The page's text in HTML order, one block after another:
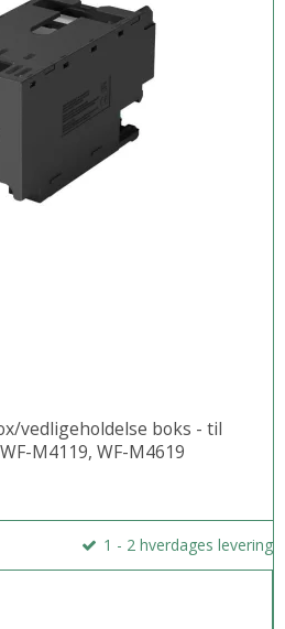
vedligeholdelse boks - til
M4119, WF-M4619
1 - 2 hverdages levering